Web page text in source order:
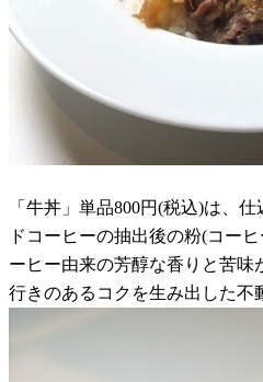
「牛丼」単品800円(税込)は、
ドコーヒーの抽出後の粉(コー
ーヒー由来の芳醇な香りと苦味
行きのあるコクを生み出した不